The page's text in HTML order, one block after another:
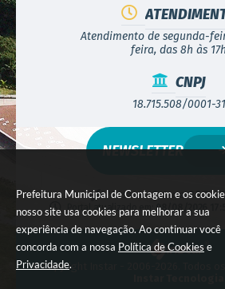
Prefeitura Municipal de Contagem e os
nosso site usa cookies para melhorar a sua
experiência de navegação. Ao continuar você
concorda com a nossa Política de Cookies e
Privacidade.
Atendimento de segunda-
feira, das 8h às 17h
CNPJ
18.715.508/0001-31
Versão do Sistema:3.5.3 -
Portal atualizado em:
08/08/2026
NEWSLETTER
© Copyright Instar - 2006-2026. Todos